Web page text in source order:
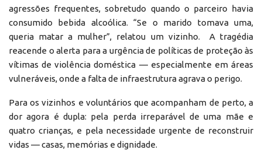
agressões frequentes, sobretudo quando o parceiro havia
consumido bebida alcoólica. “Se o marido tomava uma,
queria matar a mulher”, relatou um vizinho. A tragédia
reacende o alerta para a urgência de políticas de proteção às
vítimas de violência doméstica — especialmente em áreas
vulneráveis, onde a falta de infraestrutura agrava o perigo.
Para os vizinhos e voluntários que acompanham de perto, a
dor agora é dupla: pela perda irreparável de uma mãe e
quatro crianças, e pela necessidade urgente de reconstruir
vidas — casas, memórias e dignidade.